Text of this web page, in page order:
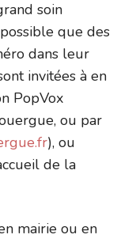
soin
que des
dans leur
invitées à en
PopVox
ou par
), ou
de la
mairie ou en